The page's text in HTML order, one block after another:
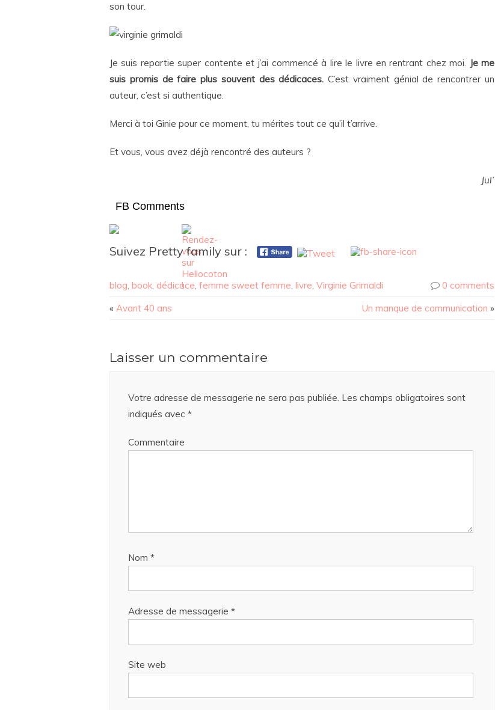
son tour.
Je suis repartie super contente et j’ai commencé à lire le livre en rentrant chez moi. Je me
suis promis de faire plus souvent des dédicaces.C’est vraiment génial de rencontrer un
auteur, c’est si authentique.
Merci à toi Ginie pour ce moment, tu mérites tout ce qu’il t’arrive.
Et vous, vous avez déjà rencontré des auteurs ?
Jul’
FB Comments
Suivez Pretty family sur :
blog book dédicace femme sweet femme livre Virginie Grimaldi
0 comments
« Avant 40 ans Un manque de communication »
Laisser un commentaire
Votre adresse de messagerie ne sera pas publiée. Les champs obligatoires sont
indiqués avec *
Commentaire
Nom *
Adresse de messagerie *
Site web